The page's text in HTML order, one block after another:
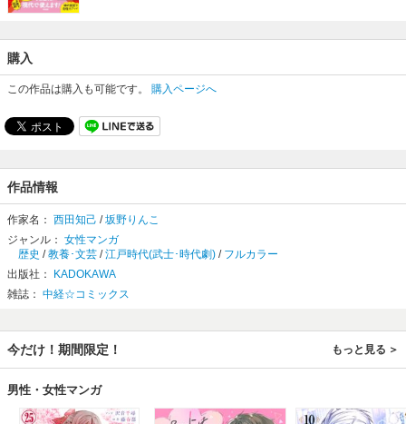
購入
この作品は購入も可能です。 購入ページへ
作品情報
作家名： 西田知己 /坂野りんこ
ジャンル： 女性マンガ
歴史 /教養･文芸 /江戸時代(武士･時代劇) / フルカラー
出版社： KADOKAWA
雑誌： 中経☆コミックス
今だけ！期間限定！ もっと見る
男性・女性マンガ